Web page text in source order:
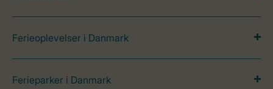
Ferieoplevelser i Danmark
Ferieparker i Danmark